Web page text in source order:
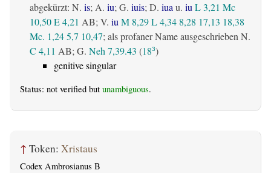
abgekürzt: N. is; A. iu; G. iuis; D. iuau. iuL 3,21 Mc
10,50E 4,21 AB; V. iuM 8,29L 4,34 8,28 17,13 18,38
Mc. 1,245,7 10,47; als profaner Name ausgeschrieben N.
C 4,11 AB; G. Neh 7,39.43 (183)
genitive singular
Status: not verified but unambiguous.
↑ Token: Xristaus
Codex Ambrosianus B